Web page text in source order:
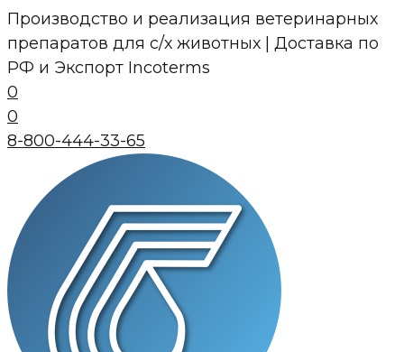
Перейти
к
контенту
Производство и реализация ветеринарных
препаратов для с/х животных | Доставка по
РФ и Экспорт Incoterms
0
0
8-800-444-33-65